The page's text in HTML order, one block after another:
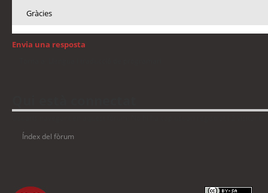
Gràcies
Envia una resposta
Índex del fòrum